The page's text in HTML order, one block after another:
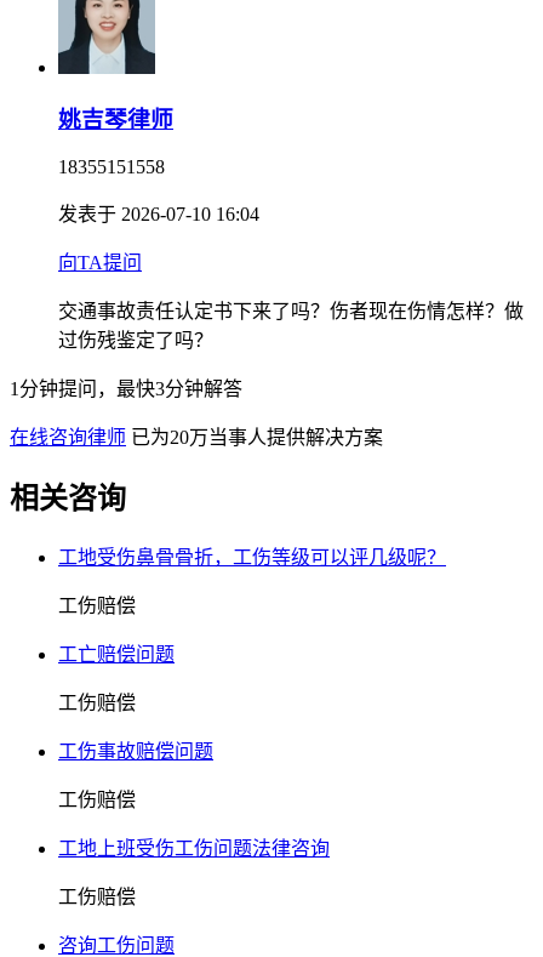
姚吉琴律师
18355151558
发表于 2026-07-10 16:04
向TA提问
交通事故责任认定书下来了吗？伤者现在伤情怎样？做
过伤残鉴定了吗？
1分钟提问，最快3分钟解答
在线咨询律师 已为20万当事人提供解决方案
相关咨询
工地受伤鼻骨骨折，工伤等级可以评几级呢？
工伤赔偿
工亡赔偿问题
工伤赔偿
工伤事故赔偿问题
工伤赔偿
工地上班受伤工伤问题法律咨询
工伤赔偿
咨询工伤问题